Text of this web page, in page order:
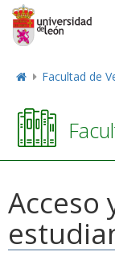
Facultad de
Acceso